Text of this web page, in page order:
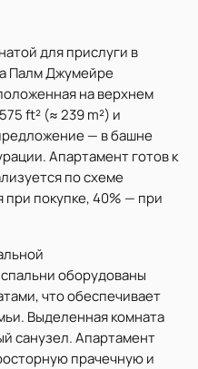
для прислуги в
Палм Джумейре
на верхнем
ft² (≈ 239 m²) и
— в башне
Апартамент готов к
по схеме
при покупке, 40% — при
оборудованы
что обеспечивает
Выделенная комната
санузел. Апартамент
прачечную и